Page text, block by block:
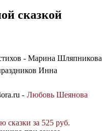
сказкой
- Марина Шляпникова
Инна
- Любовь Шеянова
сказки за 525 руб.